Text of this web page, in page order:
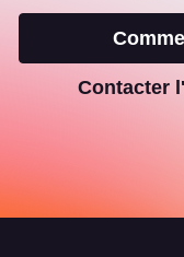
Contacter